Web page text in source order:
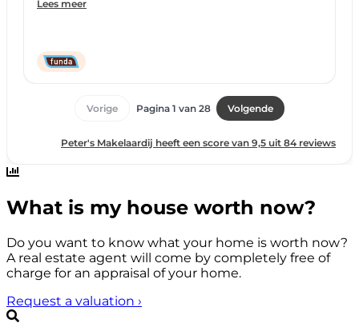
What is my house worth now?
Do you want to know what your home is worth now?
A real estate agent will come by completely free of
charge for an appraisal of your home.
Request a valuation ›